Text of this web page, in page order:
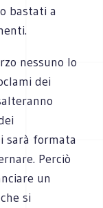
bastati a
nessuno lo
dei
sarà formata
Perciò
un
si